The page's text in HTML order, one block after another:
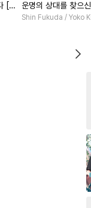
[단
운명의 상대를 찾으
이네요 (웃음) [단행
Shin Fukuda / Yoko